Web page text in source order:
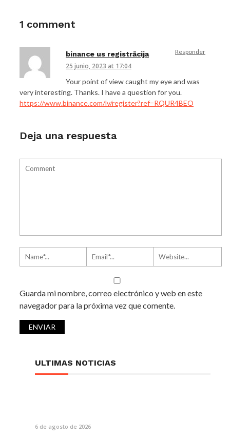
1 comment
binance us registrācija
25 junio, 2023 at 17:04
Responder
Your point of view caught my eye and was
very interesting. Thanks. I have a question for you.
https://www.binance.com/lv/register?ref=RQUR4BEO
Deja una respuesta
Guarda mi nombre, correo electrónico y web en este
navegador para la próxima vez que comente.
ULTIMAS NOTICIAS
6 de agosto de 2026